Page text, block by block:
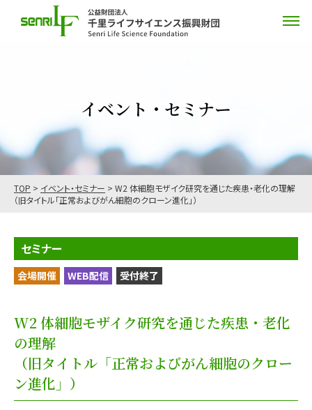
イベント・セミナー
TOP > イベント・セミナー > W2 体細胞モザイク研究を通じた疾患・老化の理解
（旧タイトル「正常およびがん細胞のクローン進化」）
セミナー
会場開催 WEB配信 受付終了
W2 体細胞モザイク研究を通じた疾患・老化
の理解
（旧タイトル「正常およびがん細胞のクロー
ン進化」）